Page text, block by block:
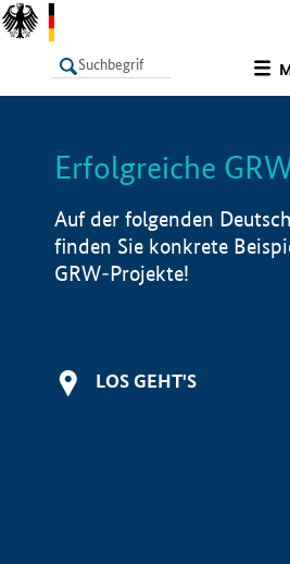
LISTE
Erfolgreiche
Auf der folgenden
finden Sie konkrete
GRW-Projekte!
LOS GEHT'S